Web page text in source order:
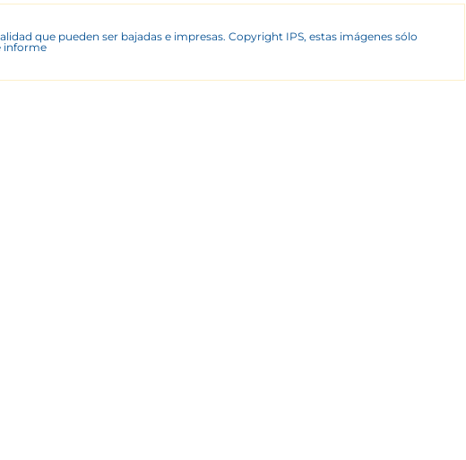
que pueden ser bajadas e impresas. Copyright IPS, estas imágenes sólo
informe